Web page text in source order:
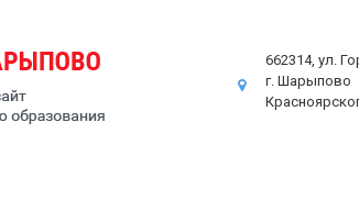
662314, ул.
г. Шарыпово